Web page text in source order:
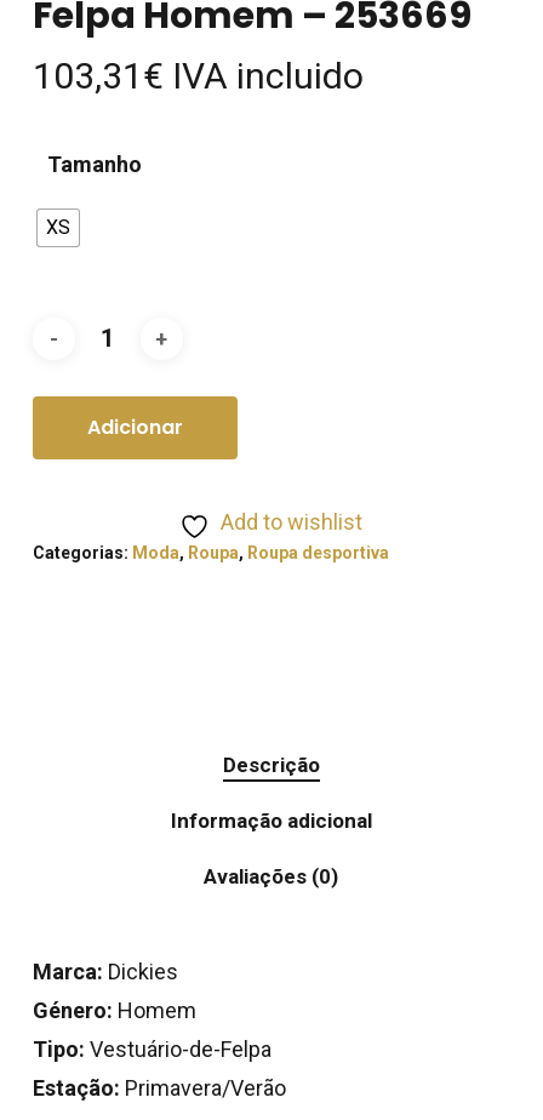
Felpa Homem – 253669
103,31 € IVA incluido
Tamanho
XS
Adicionar
Add to wishlist
Categorias: Moda, Roupa, Roupa desportiva
Descrição
Informação adicional
Avaliações (0)
Marca: Dickies
Género: Homem
Tipo: Vestuário-de-Felpa
Estação: Primavera/Verão